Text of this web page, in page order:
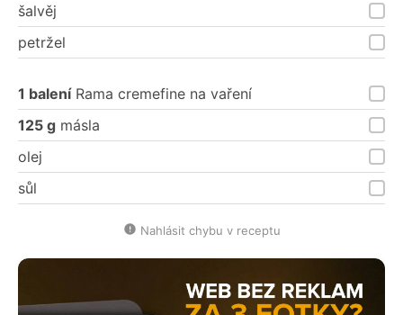
šalvěj
petržel
1 baleníRama cremefine na vaření
125 g másla
olej
sůl
Nahlásit chybu v receptu